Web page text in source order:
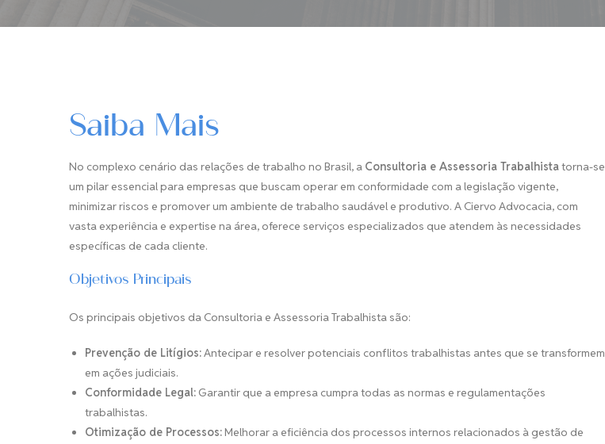
Saiba Mais
No complexo cenário das relações de trabalho no Brasil, a Consultoria e Assessoria Trabalhistatorna-se
um pilar essencial para empresas que buscam operar em conformidade com a legislação vigente,
minimizar riscos e promover um ambiente de trabalho saudável e produtivo. A Ciervo Advocacia, com
vasta experiência e expertise na área, oferece serviços especializados que atendem às necessidades
específicas de cada cliente.
Objetivos Principais
Os principais objetivos da Consultoria e Assessoria Trabalhista são:
Prevenção de Litígios:Antecipar e resolver potenciais conflitos trabalhistas antes que se transformem
em ações judiciais.
Conformidade Legal: Garantir que a empresa cumpra todas as normas e regulamentações
trabalhistas.
Otimização de Processos:Melhorar a eficiência dos processos internos relacionados à gestão de